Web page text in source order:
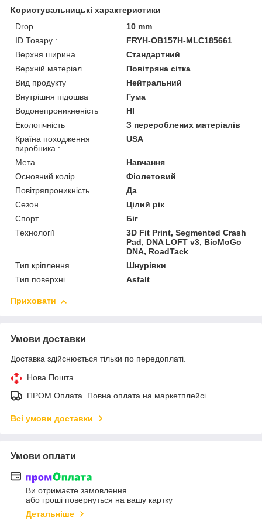
Користувальницькі характеристики
Drop
10 mm
ID Товару :
FRYH-OB157H-MLC185661
Верхня ширина
Стандартний
Верхній матеріал
Повітряна сітка
Вид продукту
Нейтральний
Внутрішня підошва
Гума
Водонепроникненість
HI
Екологічність
З перероблених матеріалів
Країна походження
виробника :
USA
Мета
Навчання
Основний колір
Фіолетовий
Повітряпроникність
Да
Сезон
Цілий рік
Спорт
Біг
Технології
3D Fit Print, Segmented Crash
Pad, DNA LOFT v3, BioMoGo
DNA, RoadTack
Тип кріплення
Шнурівки
Тип поверхні
Asfalt
Приховати
Умови доставки
Доставка здійснюється тільки по передоплаті.
Нова Пошта
ПРОМ Оплата. Повна оплата на маркетплейсі.
Всі умови доставки
Умови оплати
Ви отримаєте замовлення
або гроші повернуться на вашу картку
Детальніше